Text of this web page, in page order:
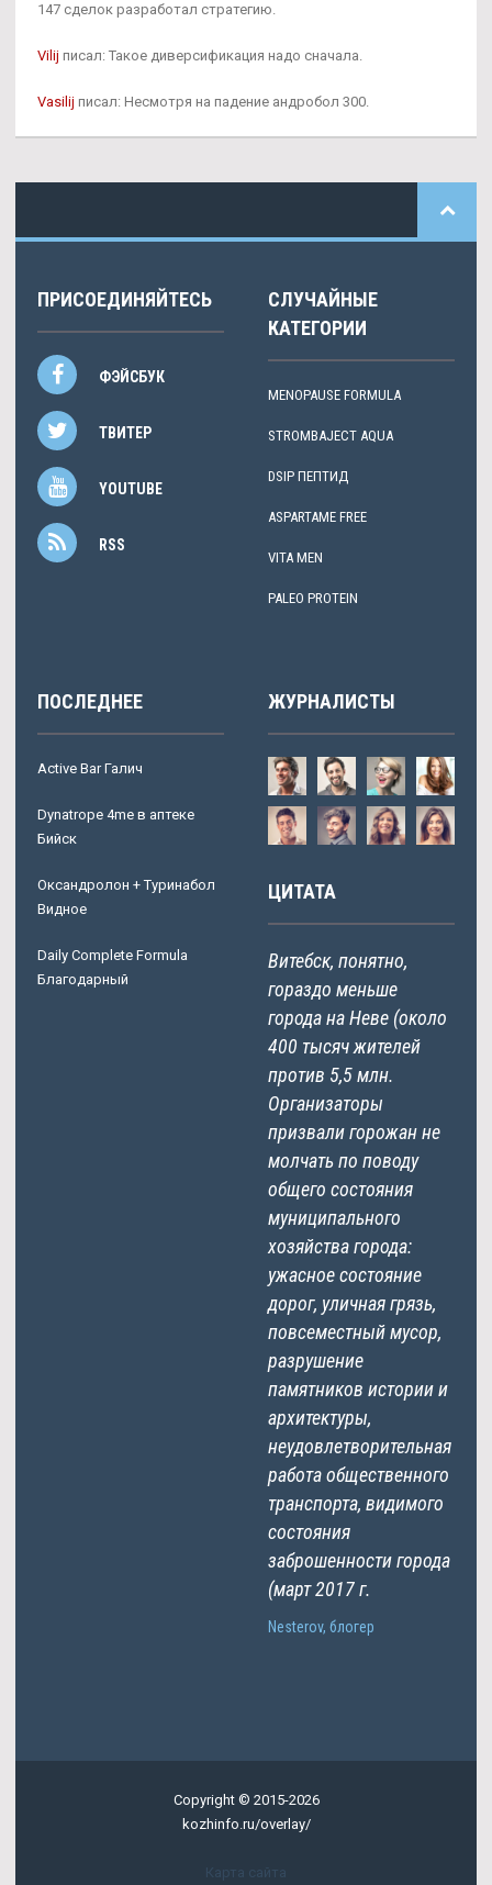
147 сделок разработал стратегию.
Vilij писал: Такое диверсификация надо сначала.
Vasilij писал: Несмотря на падение андробол 300.
ПРИСОЕДИНЯЙТЕСЬ
ФЭЙСБУК
ТВИТЕР
YOUTUBE
RSS
СЛУЧАЙНЫЕ
КАТЕГОРИИ
MENOPAUSE FORMULA
STROMBAJECT AQUA
DSIP ПЕПТИД
ASPARTAME FREE
VITA MEN
PALEO PROTEIN
ПОСЛЕДНЕЕ
Active Bar Галич
Dynatrope 4me в аптеке
Бийск
Оксандролон + Туринабол
Видное
Daily Complete Formula
Благодарный
ЖУРНАЛИСТЫ
ЦИТАТА
Витебск, понятно,
гораздо меньше
города на Неве (около
400 тысяч жителей
против 5,5 млн.
Организаторы
призвали горожан не
молчать по поводу
общего состояния
муниципального
хозяйства города:
ужасное состояние
дорог, уличная грязь,
повсеместный мусор,
разрушение
памятников истории и
архитектуры,
неудовлетворительная
работа общественного
транспорта, видимого
состояния
заброшенности города
(март 2017 г.
Nesterov, блогер
Copyright © 2015-2026
kozhinfo.ru/overlay/
Карта сайта